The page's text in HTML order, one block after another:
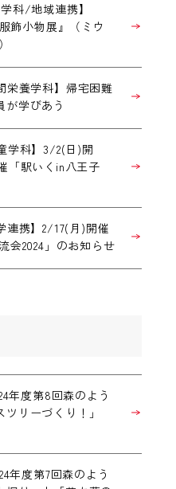
科/地域連携】
小物展』（ミウ
養学科】帰宅困難
学びあう
学科】3/2(日)開
「駅いくin八王子
携】2/17(月)開催
会2024」のお知らせ
年度第8回森のよう
リーづくり！」
年度第7回森のよう